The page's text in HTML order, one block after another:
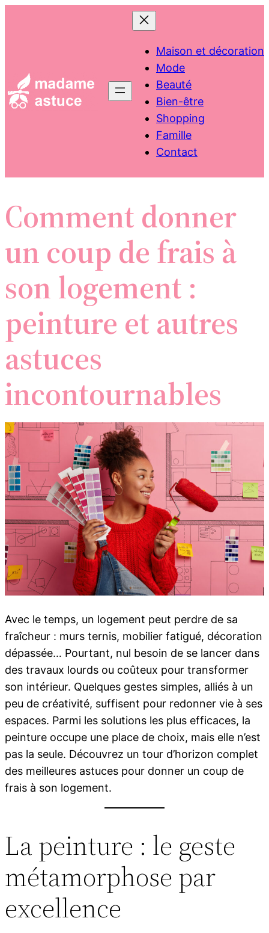
Maison et décoration
Mode
Beauté
Bien-être
Shopping
Famille
Contact
Comment donner
un coup de frais à
son logement :
peinture et autres
astuces
incontournables
Avec le temps, un logement peut perdre de sa
fraîcheur : murs ternis, mobilier fatigué, décoration
dépassée… Pourtant, nul besoin de se lancer dans
des travaux lourds ou coûteux pour transformer
son intérieur. Quelques gestes simples, alliés à un
peu de créativité, suffisent pour redonner vie à ses
espaces. Parmi les solutions les plus efficaces, la
peinture occupe une place de choix, mais elle n’est
pas la seule. Découvrez un tour d’horizon complet
des meilleures astuces pour donner un coup de
frais à son logement.
La peinture : le geste
métamorphose par
excellence